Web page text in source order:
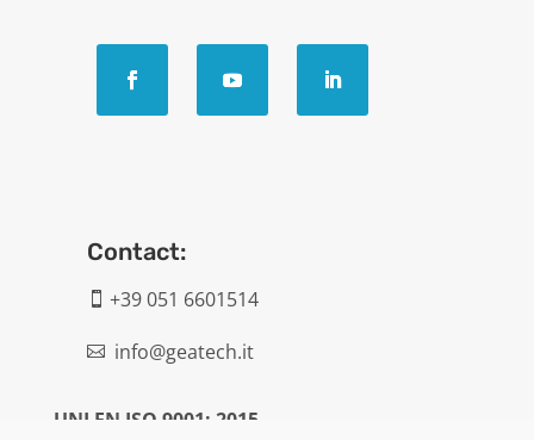
Contact:
 +39 051 6601514
 info@geatech.it
UNI EN ISO 9001: 2015